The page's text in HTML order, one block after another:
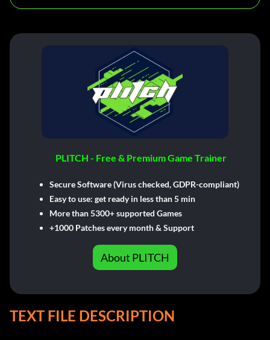
PLITCH - Free & Premium Game Trainer
Secure Software (Virus checked, GDPR-compliant)
Easy to use: get ready in less than 5 min
More than 5300+ supported Games
+1000 Patches every month & Support
About PLITCH
TEXT FILE DESCRIPTION